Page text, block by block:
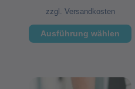
zzgl. Versandkosten
Ausführung wählen